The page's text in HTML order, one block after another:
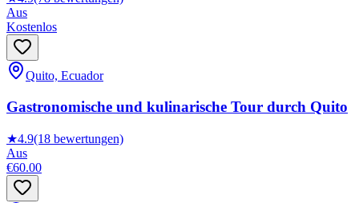
Aus
Kostenlos
Quito, Ecuador
Gastronomische und kulinarische Tour durch Quito
★4.9(18 bewertungen)
Aus
€60.00